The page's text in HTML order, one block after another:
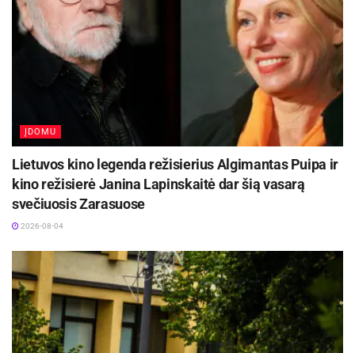
Akcija „Lipdo visas miestas“ – panevėžiečių
pamėgto vasaros renginių projekto „Susitikime
penktadienį“ dalis. Dalyvavimas akcijoje, kaip ir
visi šio projekto renginiai, yra nemokamas.
Parengė Ryšių su visuomene skyrius
ĮDOMU
Lietuvos kino legenda režisierius Algimantas Puipa ir
kino režisierė Janina Lapinskaitė dar šią vasarą
svečiuosis Zarasuose
2026-08-04